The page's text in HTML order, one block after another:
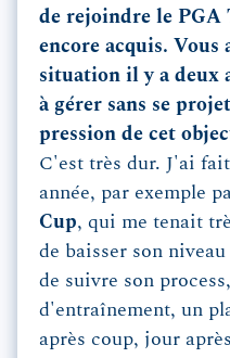
de rejoindre le PGA
encore acquis. Vous
situation il y a deux
à gérer sans se
pression de cet
C'est très dur. J'ai
année, par exemple
Cup, qui me tenait
de baisser son
de suivre son
d'entraînement, un
après coup, jour